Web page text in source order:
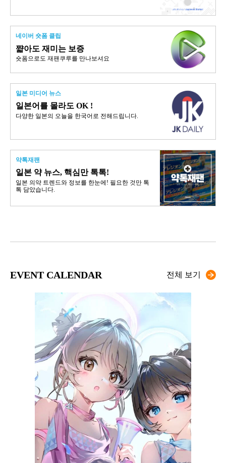
네이버 숏폼 클립
쨟아도 재미는 보증
숏폼으로도 재팬쿠루를 만나보셔요
일본 미디어 뉴스
일본어를 몰라도 OK !
다양한 일본의 오늘을 한국어로 전해드립니다.
약톡재팬
일본 약 뉴스, 핵심만 톡톡!
일본 의약 트렌드와 정보를 한눈에! 필요한 것만 톡
톡 담았습니다.
EVENT CALENDAR 전체 보기